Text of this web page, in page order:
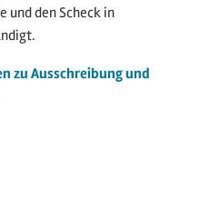
und den Scheck in
zu Ausschreibung und